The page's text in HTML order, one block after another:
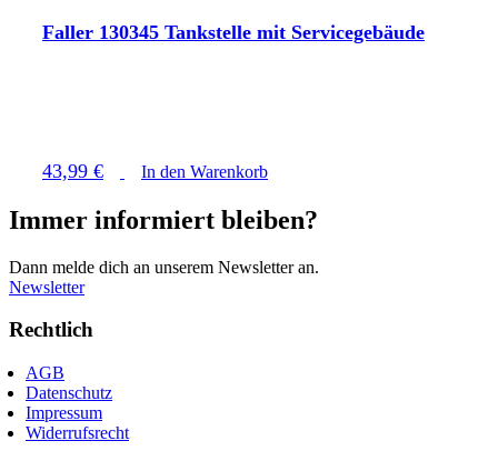
Faller 130345 Tankstelle mit Servicegebäude
43,99 € In den Warenkorb
Immer informiert bleiben?
Dann melde dich an unserem Newsletter an.
Newsletter
Rechtlich
AGB
Datenschutz
Impressum
Widerrufsrecht